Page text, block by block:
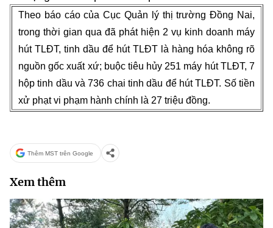
Theo báo cáo của Cục Quản lý thị trường Đồng Nai,
trong thời gian qua đã phát hiện 2 vụ kinh doanh máy
hút TLĐT, tinh dầu để hút TLĐT là hàng hóa không rõ
nguồn gốc xuất xứ; buộc tiêu hủy 251 máy hút TLĐT, 7
hộp tinh dầu và 736 chai tinh dầu để hút TLĐT. Số tiền
xử phạt vi phạm hành chính là 27 triệu đồng.
Thêm MST trên Google
Xem thêm